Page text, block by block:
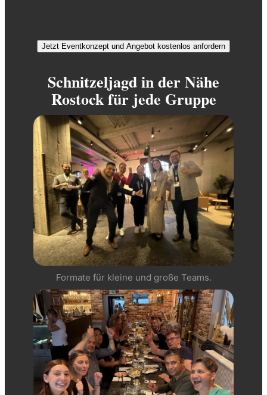
Jetzt Eventkonzept und Angebot kostenlos anfordern
Schnitzeljagd in der Nähe
Rostock für jede Gruppe
Formate für kleine und große Teams.